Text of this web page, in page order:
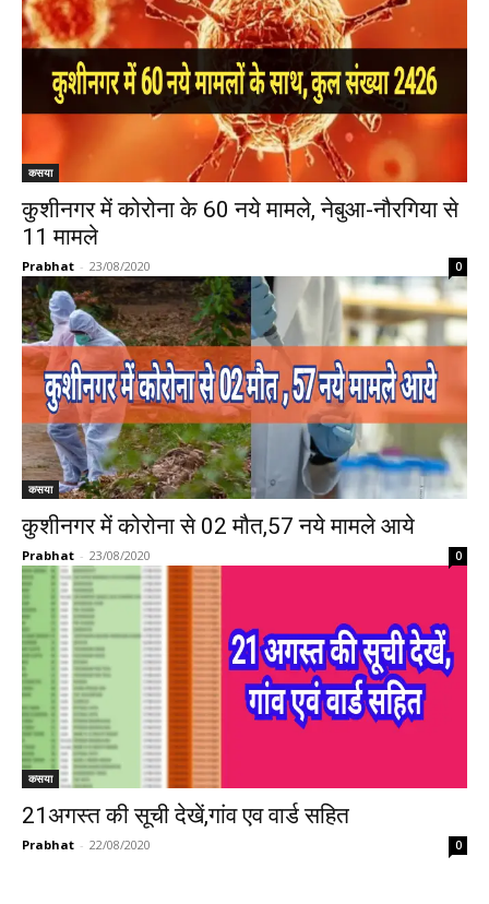
कसया
कुशीनगर में कोरोना के 60 नये मामले, नेबुआ-नौरगिया से
11 मामले
Prabhat - 23/08/2020 0
कसया
कुशीनगर में कोरोना से 02 मौत,57 नये मामले आये
Prabhat - 23/08/2020 0
कसया
21अगस्त की सूची देखें,गांव एव वार्ड सहित
Prabhat - 22/08/2020 0